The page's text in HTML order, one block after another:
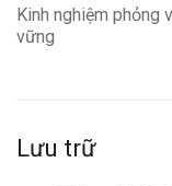
Kinh nghiệm phỏng
vững
Lưu trữ